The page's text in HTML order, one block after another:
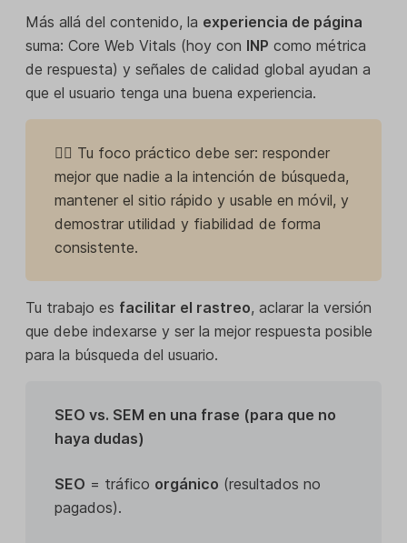
Más allá del contenido, la experiencia de página
suma: Core Web Vitals (hoy con INP como métrica
de respuesta) y señales de calidad global ayudan a
que el usuario tenga una buena experiencia.
👉🏼 Tu foco práctico debe ser: responder
mejor que nadie a la intención de búsqueda,
mantener el sitio rápido y usable en móvil, y
demostrar utilidad y fiabilidad de forma
consistente.
Tu trabajo es facilitar el rastreo, aclarar la versión
que debe indexarse y ser la mejor respuesta posible
para la búsqueda del usuario.
SEO vs. SEM en una frase (para que no
haya dudas)
SEO = tráfico orgánico (resultados no
pagados).